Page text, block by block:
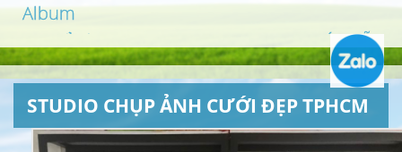
Album
In khổ lớn, In UV 3D, In Canvas, In PP, Ép Gỗ
…
STUDIO CHỤP ẢNH CƯỚI ĐẸP TPHCM